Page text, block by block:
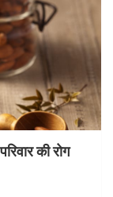
की रोग